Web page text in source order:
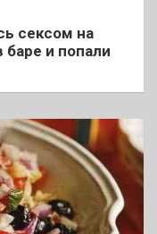
сексом на
баре и попали